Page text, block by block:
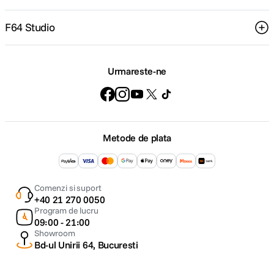
F64 Studio
Urmareste-ne
Metode de plata
Comenzi si suport
+40 21 270 0050
Program de lucru
09:00 - 21:00
Showroom
Bd-ul Unirii 64, Bucuresti